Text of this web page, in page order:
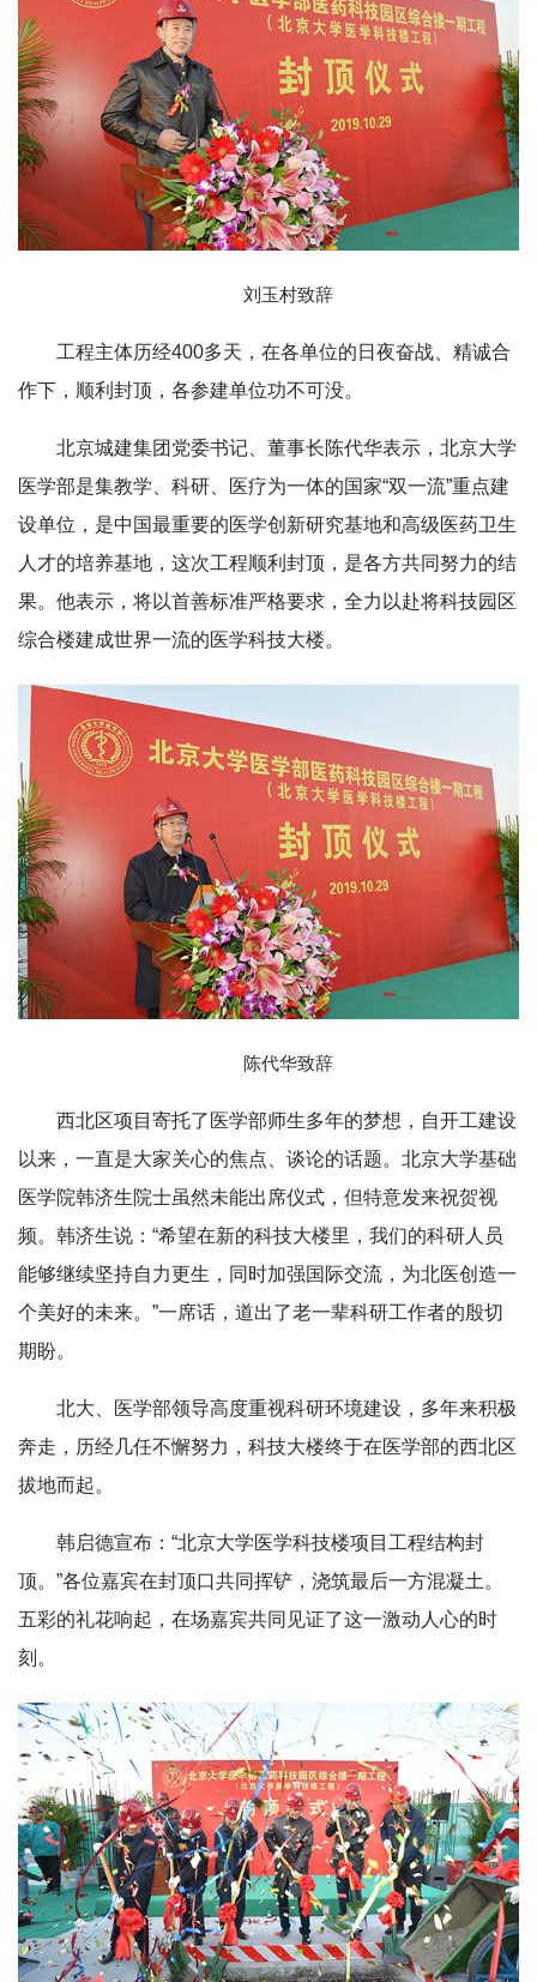
刘玉村致辞
工程主体历经400多天，在各单位的日夜奋战、精诚合
作下，顺利封顶，各参建单位功不可没。
北京城建集团党委书记、董事长陈代华表示，北京大学
医学部是集教学、科研、医疗为一体的国家“双一流”重点建
设单位，是中国最重要的医学创新研究基地和高级医药卫生
人才的培养基地，这次工程顺利封顶，是各方共同努力的结
果。他表示，将以首善标准严格要求，全力以赴将科技园区
综合楼建成世界一流的医学科技大楼。
陈代华致辞
西北区项目寄托了医学部师生多年的梦想，自开工建设
以来，一直是大家关心的焦点、谈论的话题。北京大学基础
医学院韩济生院士虽然未能出席仪式，但特意发来祝贺视
频。韩济生说：“希望在新的科技大楼里，我们的科研人员
能够继续坚持自力更生，同时加强国际交流，为北医创造一
个美好的未来。”一席话，道出了老一辈科研工作者的殷切
期盼。
北大、医学部领导高度重视科研环境建设，多年来积极
奔走，历经几任不懈努力，科技大楼终于在医学部的西北区
拔地而起。
韩启德宣布：“北京大学医学科技楼项目工程结构封
顶。”各位嘉宾在封顶口共同挥铲，浇筑最后一方混凝土。
五彩的礼花响起，在场嘉宾共同见证了这一激动人心的时
刻。